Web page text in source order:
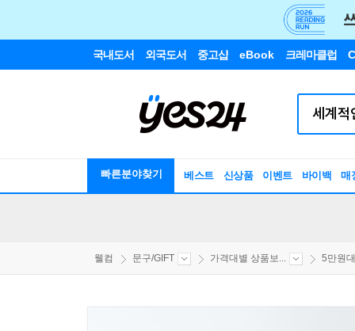
국내도서 외국도서 중고샵 eBook 크레마클럽
빠른분야찾기 베스트 신상품 이벤트 바이백 매
웰컴 문구/GIFT 가격대별 상품보... 5만원대